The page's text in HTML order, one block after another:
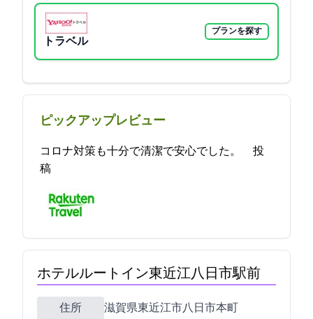
Yahoo!トラベル
プランを探す
ピックアップレビュー
コロナ対策も十分で清潔で安心でした。 2021-09-04 14:17:21投
稿
ホテルルートイン東近江八日市駅前
住所 滋賀県東近江市八日市本町1-11